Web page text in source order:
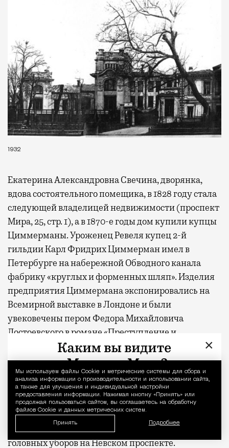
Уведомление
Мы используем файлы Сookie и метрические системы для сбора и
анализа информации о производительности и использовании сайта,
а также для улучшения и индивидуальной настройки
предоставления информации. Нажимая кнопку «Принять» или
продолжая пользоваться сайтом, вы соглашаетесь на обработку
файлов Cookie и данных метрических систем.
Принять Подробнее
окна за тем, как взлетают и садятся
самолеты. В Москве нет недостатка
в лаунжах. В аэропортах их обычно
несколько — в разных зонах воздушных
гаваней. На некоторых вокзалах — тоже.
Лаунжи доступны на Ленинградском,
Павелецком, Казанском, Ярославском
и Курском вокзалах.Попасть в бизнес-залы
могут держатели карт Mir Supreme. Причем
не только в столице. Всего доступно более
1000 бизнес-залов по всему миру.
1932
Екатерина Александровна Свечина, дворянка,
вдова состоятельного помещика, в 1828 году стала
следующей владелицей недвижимости (проспект
Мира, 25, стр. 1), а в 1870-е годы дом купили купцы
Циммерманы. Уроженец Ревеля купец 2-й
гильдии Карл Фридрих Циммерман имел в
Петербурге на набережной Обводного канала
фабрику «круглых и форменных шляп». Изделия
предприятия Циммермана экспонировались на
Всемирной выставке в Лондоне и были
увековечены пером Федора Михайловича
Достоевского в романе «Преступление и
наказание» при описании деталей одежды
Родиона Раскольникова: «Шляпа эта была высокая,
круглая, циммермановская, но вся уже
изношенная, совсем рыжая, вся в дырах и пятнах,
без полей и самым безобразнейшим образом
заломившаяся на сторону». Супруга Циммермана
Софья (Сюзанна) Федоровна держала магазин
головных уборов на Невском проспекте.
×